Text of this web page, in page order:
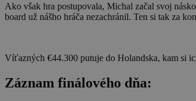
Ako však hra postupovala, Michal začal svoj
board už nášho hráča nezachránil. Ten si tak za
Víťazných €44.300 putuje do Holandska, kam si
Záznam finálového dňa: